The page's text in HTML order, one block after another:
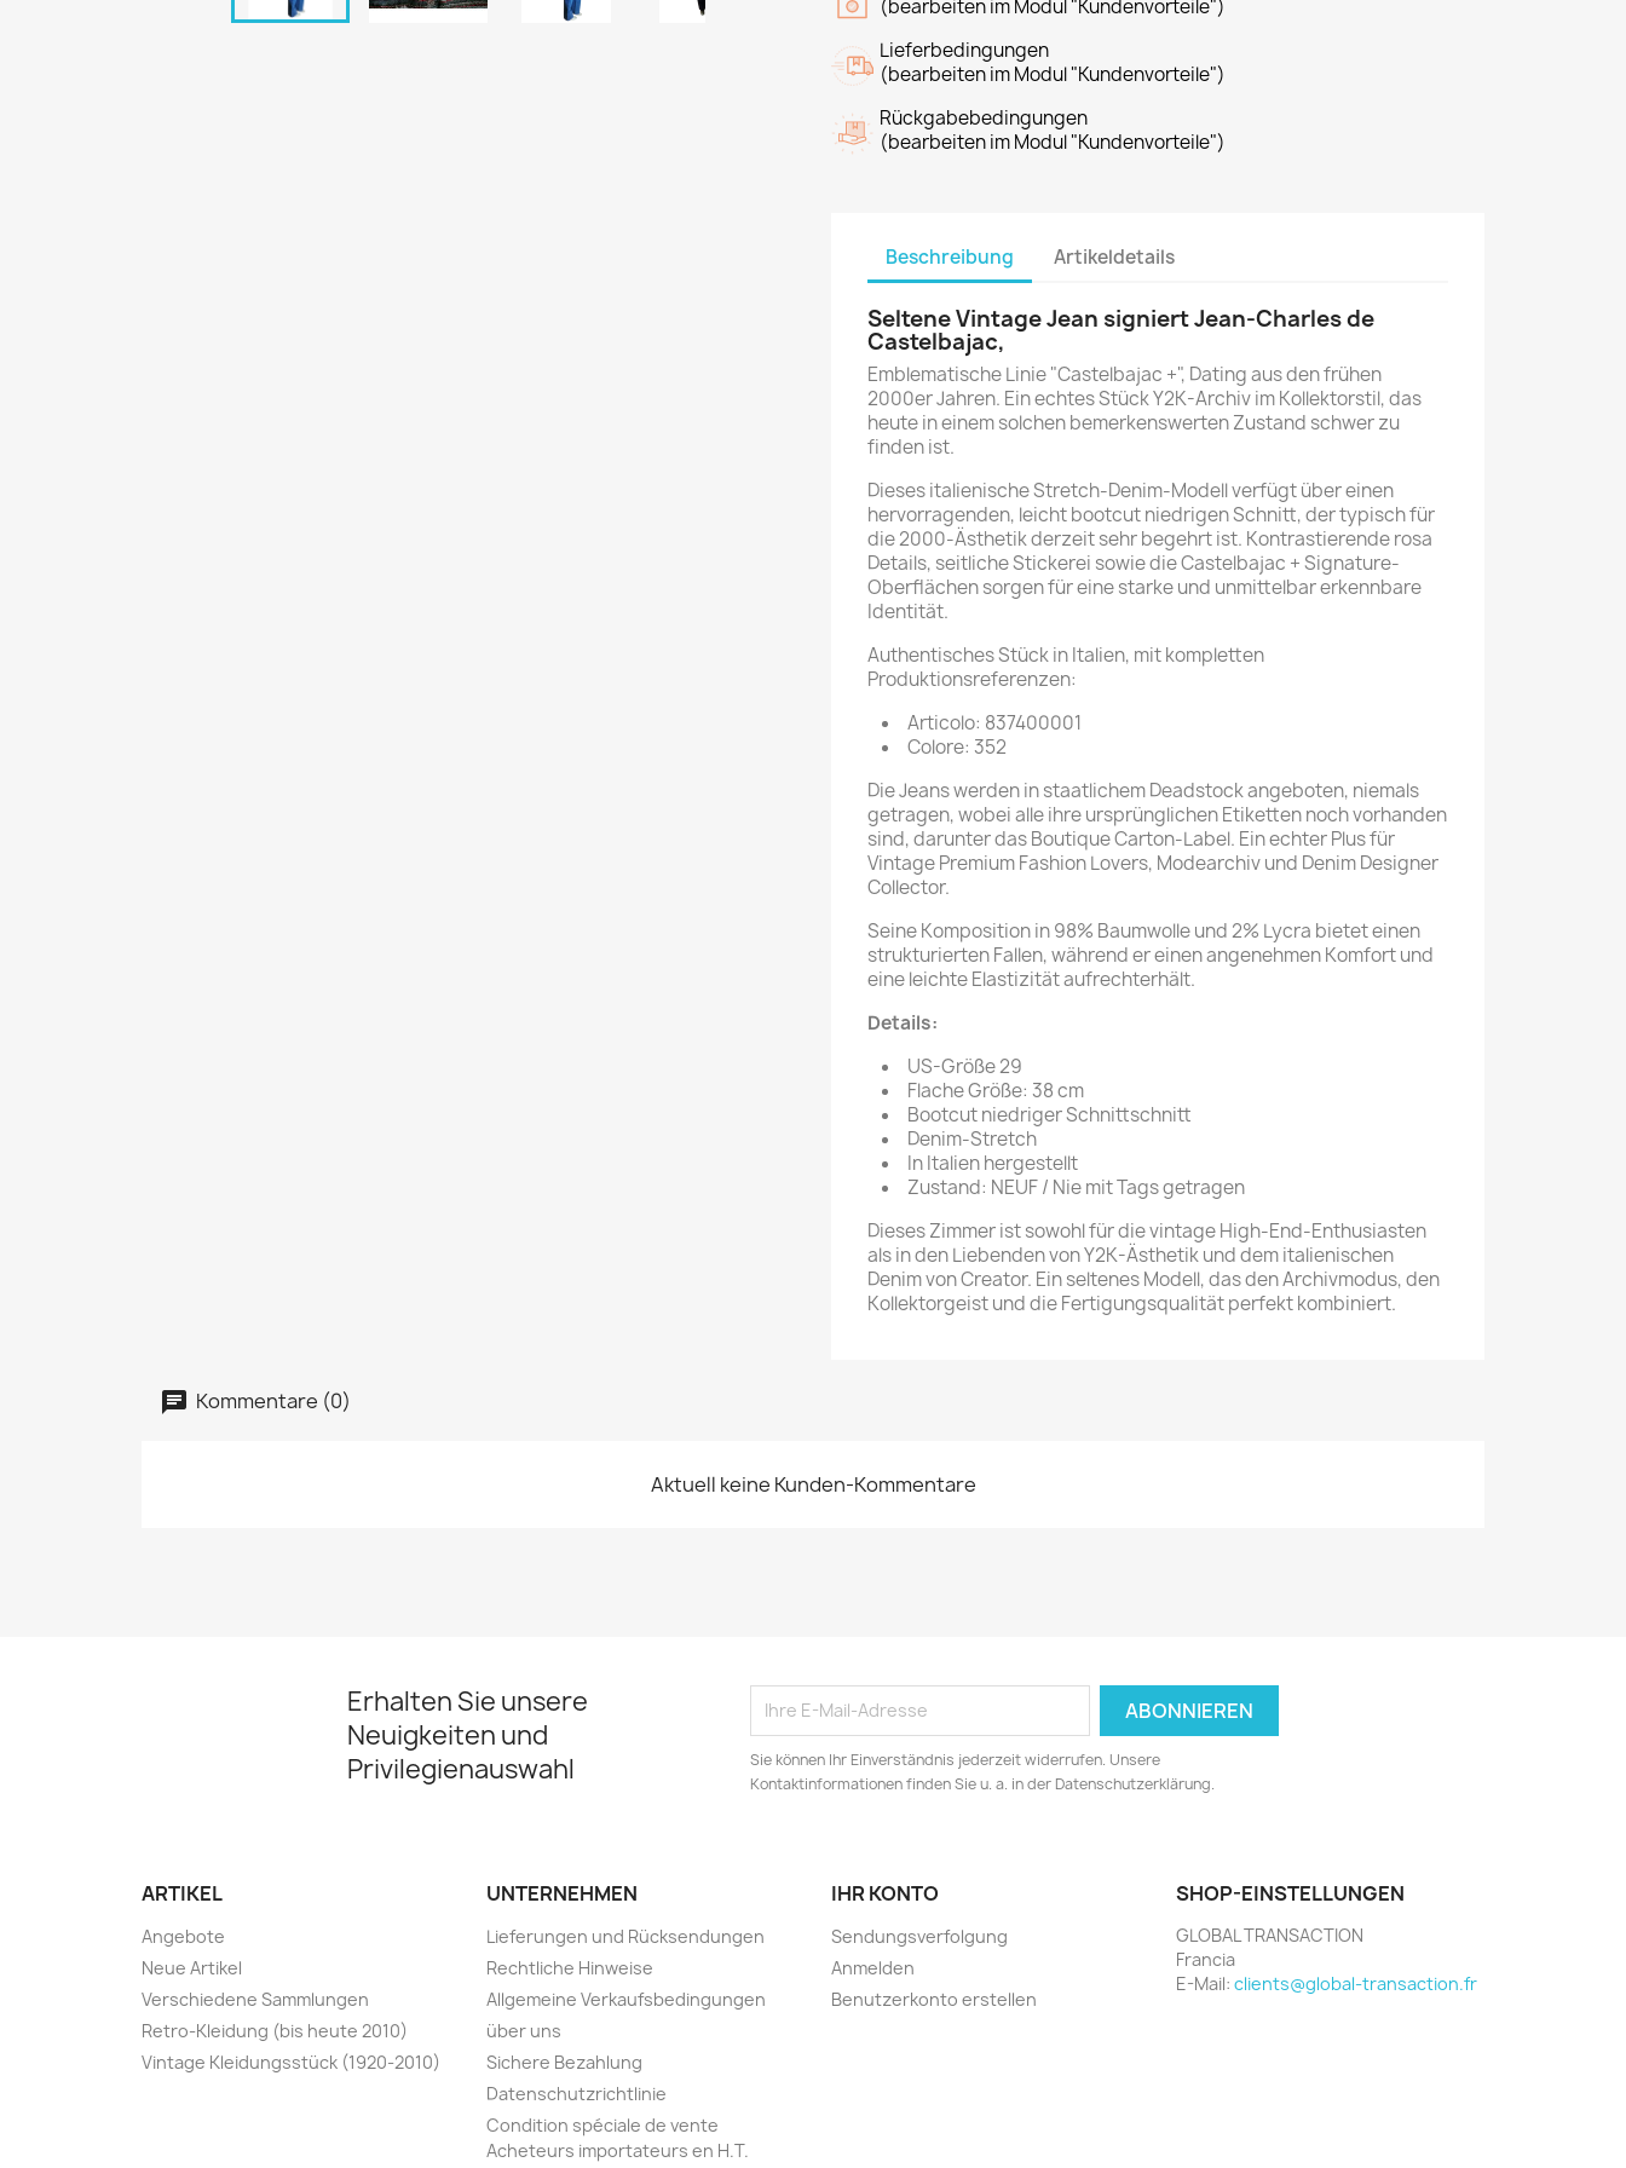
(bearbeiten im Modul "Kundenvorteile")
Lieferbedingungen
(bearbeiten im Modul "Kundenvorteile")
Rückgabebedingungen
(bearbeiten im Modul "Kundenvorteile")
Beschreibung Artikeldetails
Seltene Vintage Jean signiertJean-Charles de
Castelbajac,
Emblematische Linie "Castelbajac +", Dating aus den frühen
2000er Jahren. Ein echtes Stück Y2K-Archiv im Kollektorstil, das
heute in einem solchen bemerkenswerten Zustand schwer zu
finden ist.
Dieses italienische Stretch-Denim-Modell verfügt über einen
hervorragenden, leicht bootcut niedrigen Schnitt, der typisch für
die 2000-Ästhetik derzeit sehr begehrt ist. Kontrastierende rosa
Details, seitliche Stickerei sowie die Castelbajac + Signature-
Oberflächen sorgen für eine starke und unmittelbar erkennbare
Identität.
Authentisches Stück in Italien, mit kompletten
Produktionsreferenzen:
Articolo: 837400001
Colore: 352
Die Jeans werden in staatlichem Deadstock angeboten, niemals
getragen, wobei alle ihre ursprünglichen Etiketten noch vorhanden
sind, darunter das Boutique Carton-Label. Ein echter Plus für
Vintage Premium Fashion Lovers, Modearchiv und Denim Designer
Collector.
Seine Komposition in 98% Baumwolle und 2% Lycra bietet einen
strukturierten Fallen, während er einen angenehmen Komfort und
eine leichte Elastizität aufrechterhält.
Details:
US-Größe 29
Flache Größe: 38 cm
Bootcut niedriger Schnittschnitt
Denim-Stretch
In Italien hergestellt
Zustand: NEUF / Nie mit Tags getragen
Dieses Zimmer ist sowohl für die vintage High-End-Enthusiasten
als in den Liebenden von Y2K-Ästhetik und dem italienischen
Denim von Creator. Ein seltenes Modell, das den Archivmodus, den
Kollektorgeist und die Fertigungsqualität perfekt kombiniert.
Kommentare (0)
Aktuell keine Kunden-Kommentare
Erhalten Sie unsere
Neuigkeiten und
Privilegienauswahl
Sie können Ihr Einverständnis jederzeit widerrufen. Unsere
Kontaktinformationen finden Sie u. a. in der Datenschutzerklärung.
ARTIKEL
Angebote
Neue Artikel
Verschiedene Sammlungen
Retro-Kleidung (bis heute 2010)
Vintage Kleidungsstück (1920-2010)
UNTERNEHMEN
Lieferungen und Rücksendungen
Rechtliche Hinweise
Allgemeine Verkaufsbedingungen
über uns
Sichere Bezahlung
Datenschutzrichtlinie
Condition spéciale de vente
Acheteurs importateurs en H.T.
IHR KONTO
Sendungsverfolgung
Anmelden
Benutzerkonto erstellen
SHOP-EINSTELLUNGEN
GLOBAL TRANSACTION
Francia
E-Mail: clients@global-transaction.fr